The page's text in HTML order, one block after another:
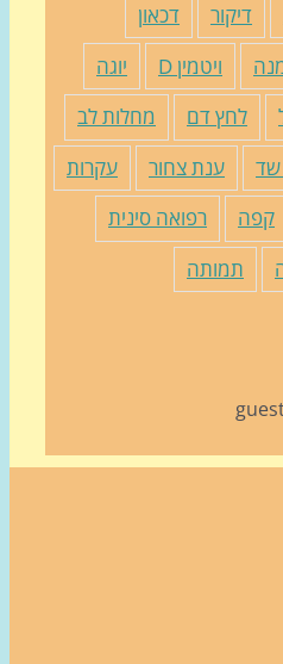
דכאון
ויטמין D
יוגה
מחלות לב
ענת צחור
עקרות
רפואה סינית